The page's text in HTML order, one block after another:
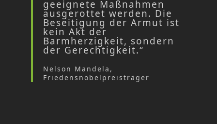
geeignete Maßnahmen
ausgerottet werden. Die
Beseitigung der Armut ist
kein Akt der
Barmherzigkeit, sondern
der Gerechtigkeit.“
Nelson Mandela,
Friedensnobelpreisträger